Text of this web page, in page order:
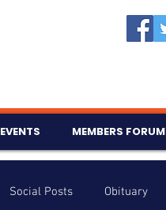
EVENTS MEMBERS FORUM
Social Posts Obituary